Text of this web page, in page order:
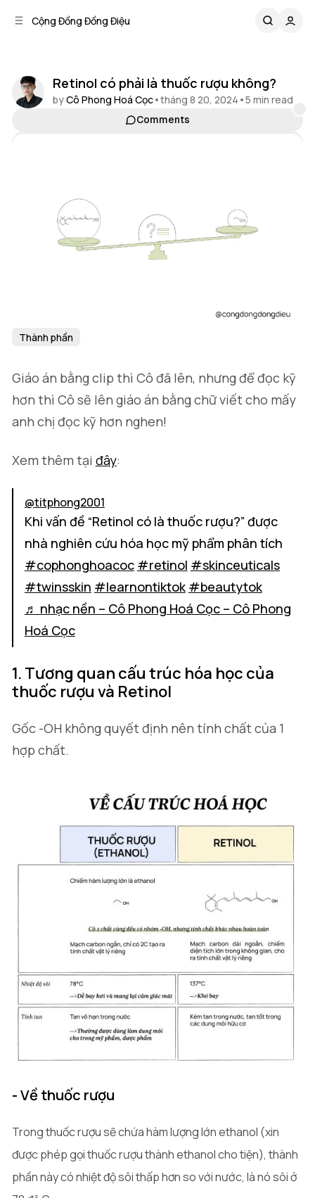
Cộng Đồng Đồng Điệu
Retinol có phải là thuốc rượu không?
byCô Phong Hoá Cọc•tháng 8 20, 2024 •5 min read
Comments
Thành phần
Giáo án bằng clip thì Cô đã lên, nhưng để đọc kỹ
hơn thì Cô sẽ lên giáo án bằng chữ viết cho mấy
anh chị đọc kỹ hơn nghen!
Xem thêm tại đây:
@titphong2001
Khi vấn đề “Retinol có là thuốc rượu?” được
nhà nghiên cứu hóa học mỹ phẩm phân tích
#cophonghoacoc #retinol #skinceuticals
#twinsskin #learnontiktok #beautytok
♬ nhạc nền – Cô Phong Hoá Cọc – Cô Phong
Hoá Cọc
1. Tương quan cấu trúc hóa học của
thuốc rượu và Retinol
Gốc -OH không quyết định nên tính chất của 1
hợp chất.
- Về thuốc rượu
Trong thuốc rượu sẽ chứa hàm lượng lớn ethanol (xin
được phép gọi thuốc rượu thành ethanol cho tiện), thành
phần này có nhiệt độ sôi thấp hơn so với nước, là nó sôi ở